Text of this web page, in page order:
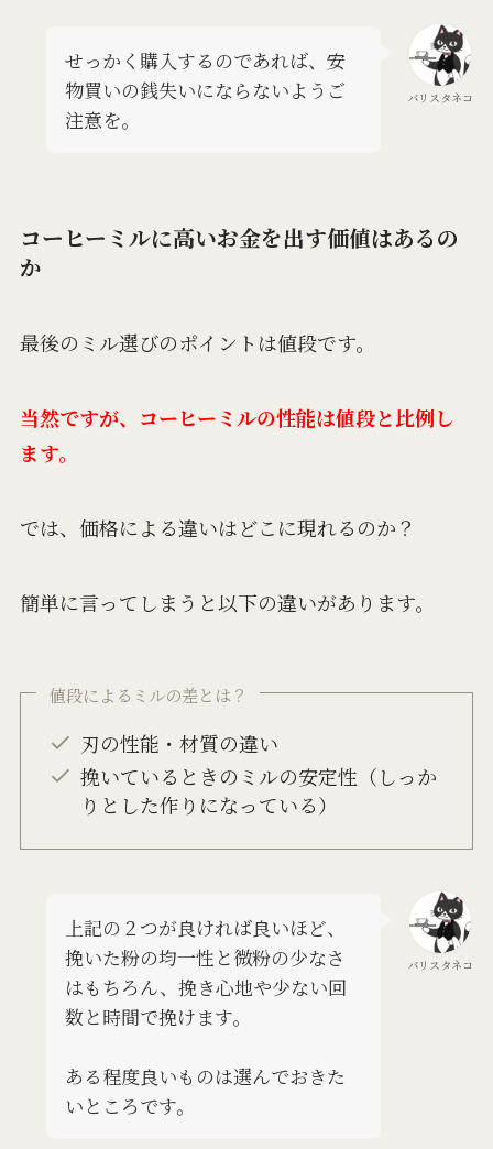
バリスタネコ
せっかく購入するのであれば、安
物買いの銭失いにならないようご
注意を。
コーヒーミルに高いお金を出す価値はあるの
か
最後のミル選びのポイントは値段です。
当然ですが、コーヒーミルの性能は値段と比例し
ます。
では、価格による違いはどこに現れるのか？
簡単に言ってしまうと以下の違いがあります。
値段によるミルの差とは？
刃の性能・材質の違い
挽いているときのミルの安定性（しっか
りとした作りになっている）
バリスタネコ
上記の２つが良ければ良いほど、
挽いた粉の均一性と微粉の少なさ
はもちろん、挽き心地や少ない回
数と時間で挽けます。
ある程度良いものは選んでおきた
いところです。